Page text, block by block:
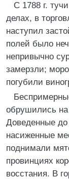
С 1788 г.
делах, в
наступил
полей было
непривычно
замерзли;
погубили
обрушились
Доведенные до
насиженные
поднимали
провинциях
восстания. В